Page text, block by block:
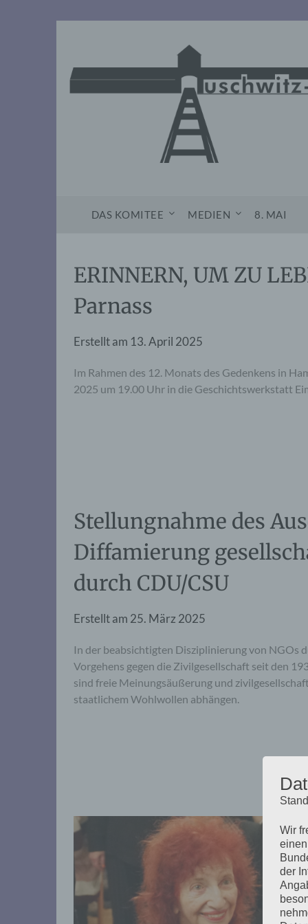
DAS KOMITEE MEDIEN 8. MAI
ERINNERN, UM ZU
Parnass
Erstellt am 13. April 2025
Im Rahmen des 12. Monats des Gedenkens in
2025 um 19.00 Uhr in die Geschichtswerkstatt
Stellungnahme des
Diffamierung
durch CDU/CSU
Erstellt am 25. März 2025
In der beabsichtigten Disziplinierung von NGOs
Vorgehens gegen die Zivilgesellschaft seit den
sind freie Meinungsäußerung und
staatlichem Wohlwollen abhängen.
Wir
der